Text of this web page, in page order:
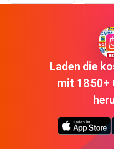
Laden die
mit 1850+